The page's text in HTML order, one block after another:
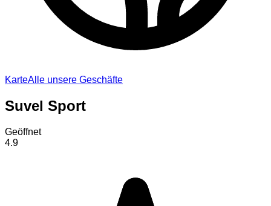
KarteAlle unsere Geschäfte
Suvel Sport
Geöffnet
4.9